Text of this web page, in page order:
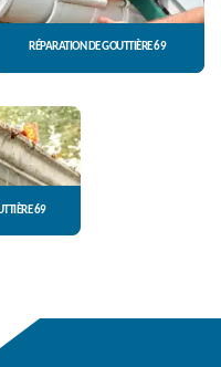
RÉPARATION DE GOUTTIÈRE 69
69